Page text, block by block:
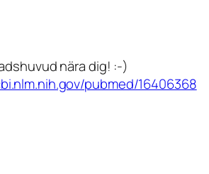
nära dig! :-)
pubmed/16406368